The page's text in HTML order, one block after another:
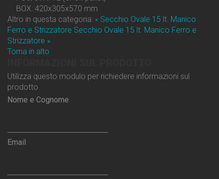
BOX: 420x305x570 mm
Altro in questa categoria: « Secchio Ovale 15 lt. Manico
Ferro e Strizzatore Secchio Ovale 15 lt. Manico Ferro e
Strizzatore »
Torna in alto
Utilizza questo modulo per richiedere informazioni sul
prodotto
Nome e Cognome
Email